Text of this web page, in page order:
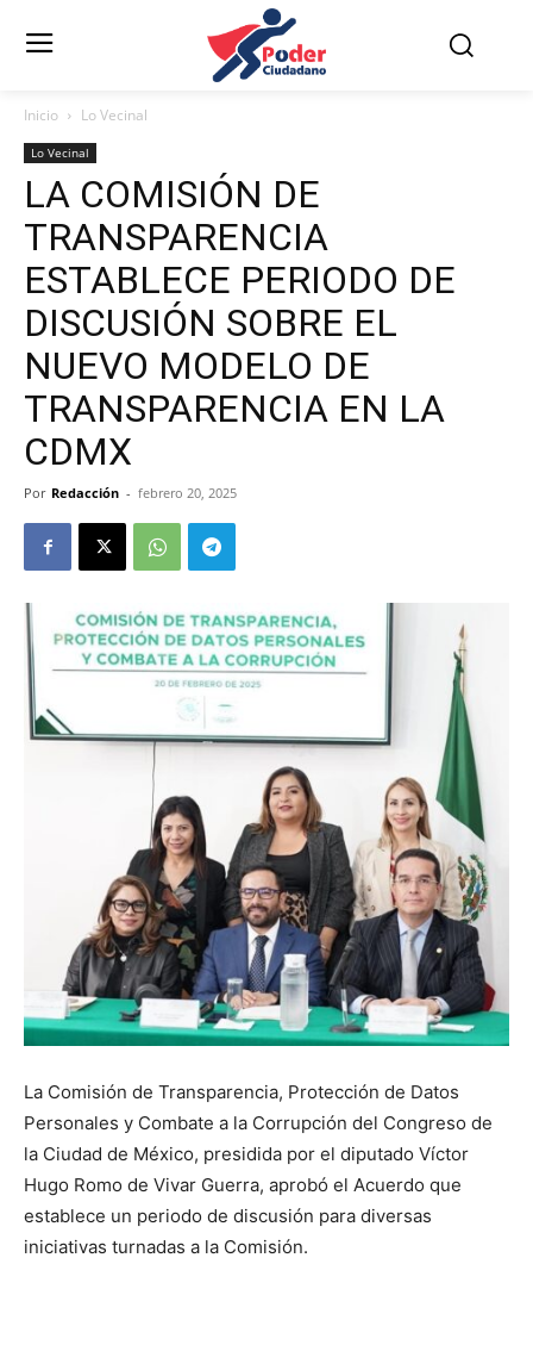
Inicio Lo Vecinal
Lo Vecinal
LA COMISIÓN DE
TRANSPARENCIA
ESTABLECE PERIODO DE
DISCUSIÓN SOBRE EL
NUEVO MODELO DE
TRANSPARENCIA EN LA
CDMX
Por Redacción - febrero 20, 2025
La Comisión de Transparencia, Protección de Datos
Personales y Combate a la Corrupción del Congreso de
la Ciudad de México, presidida por el diputado Víctor
Hugo Romo de Vivar Guerra, aprobó el Acuerdo que
establece un periodo de discusión para diversas
iniciativas turnadas a la Comisión.